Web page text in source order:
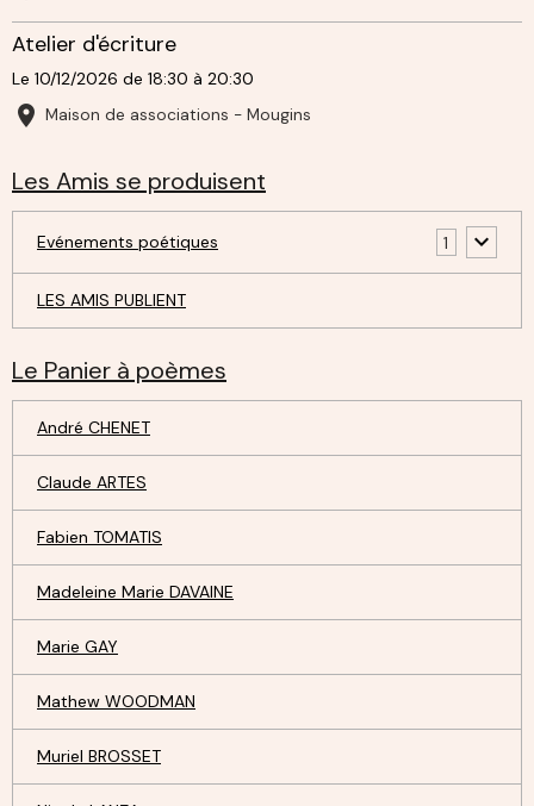
Atelier d'écriture
Le 10/12/2026 de 18:30 à 20:30
Maison de associations - Mougins
Les Amis se produisent
Evénements poétiques 1
LES AMIS PUBLIENT
Le Panier à poèmes
André CHENET
Claude ARTES
Fabien TOMATIS
Madeleine Marie DAVAINE
Marie GAY
Mathew WOODMAN
Muriel BROSSET